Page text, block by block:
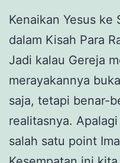
Kenaikan Yesus ke
dalam Kisah Para
Jadi kalau Gereja
merayakannya
saja, tetapi benar-
realitasnya.
salah satu point